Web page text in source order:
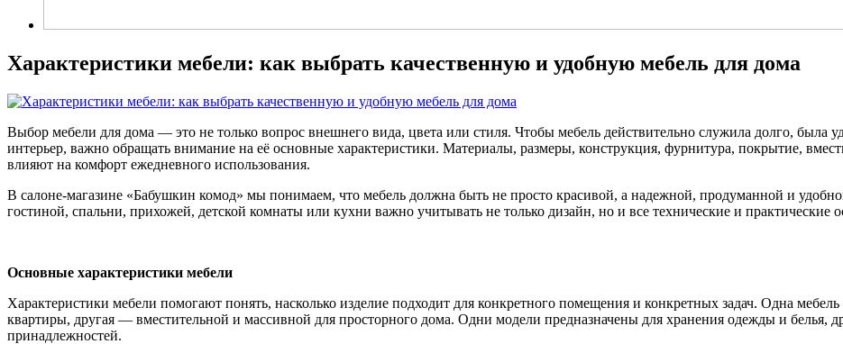
Характеристики мебели: как выбрать качественную и удобную мебель для дома
Выбор мебели для дома — это не только вопрос внешнего вида, цвета или стиля. Чтобы мебель действительно служила долго, была
интерьер, важно обращать внимание на её основные характеристики. Материалы, размеры, конструкция, фурнитура, покрытие,
влияют на комфорт ежедневного использования.
В салоне-магазине «Бабушкин комод» мы понимаем, что мебель должна быть не просто красивой, а надежной, продуманной и
гостиной, спальни, прихожей, детской комнаты или кухни важно учитывать не только дизайн, но и все технические и практические
Основные характеристики мебели
Характеристики мебели помогают понять, насколько изделие подходит для конкретного помещения и конкретных задач. Одна
квартиры, другая — вместительной и массивной для просторного дома. Одни модели предназначены для хранения одежды и белья,
принадлежностей.